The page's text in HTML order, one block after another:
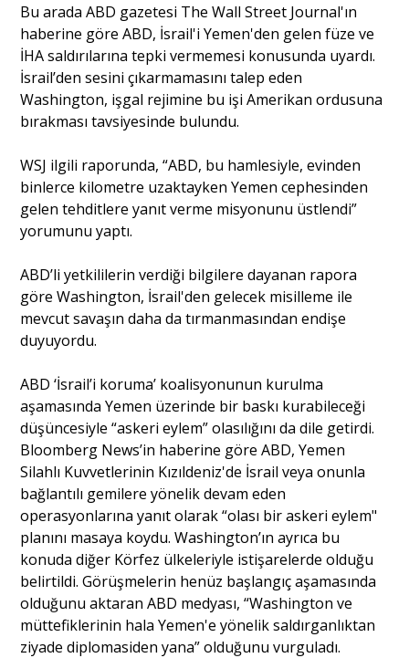
Bu arada ABD gazetesi The Wall Street Journal'ın
haberine göre ABD, İsrail'i Yemen'den gelen füze ve
İHA saldırılarına tepki vermemesi konusunda uyardı.
İsrail’den sesini çıkarmamasını talep eden
Washington, işgal rejimine bu işi Amerikan ordusuna
bırakması tavsiyesinde bulundu.
WSJ ilgili raporunda, “ABD, bu hamlesiyle, evinden
binlerce kilometre uzaktayken Yemen cephesinden
gelen tehditlere yanıt verme misyonunu üstlendi”
yorumunu yaptı.
ABD’li yetkililerin verdiği bilgilere dayanan rapora
göre Washington, İsrail'den gelecek misilleme ile
mevcut savaşın daha da tırmanmasından endişe
duyuyordu.
ABD ‘İsrail’i koruma’ koalisyonunun kurulma
aşamasında Yemen üzerinde bir baskı kurabileceği
düşüncesiyle “askeri eylem” olasılığını da dile getirdi.
Bloomberg News’in haberine göre ABD, Yemen
Silahlı Kuvvetlerinin Kızıldeniz'de İsrail veya onunla
bağlantılı gemilere yönelik devam eden
operasyonlarına yanıt olarak “olası bir askeri eylem"
planını masaya koydu. Washington’ın ayrıca bu
konuda diğer Körfez ülkeleriyle istişarelerde olduğu
belirtildi. Görüşmelerin henüz başlangıç aşamasında
olduğunu aktaran ABD medyası, “Washington ve
müttefiklerinin hala Yemen'e yönelik saldırganlıktan
ziyade diplomasiden yana” olduğunu vurguladı.